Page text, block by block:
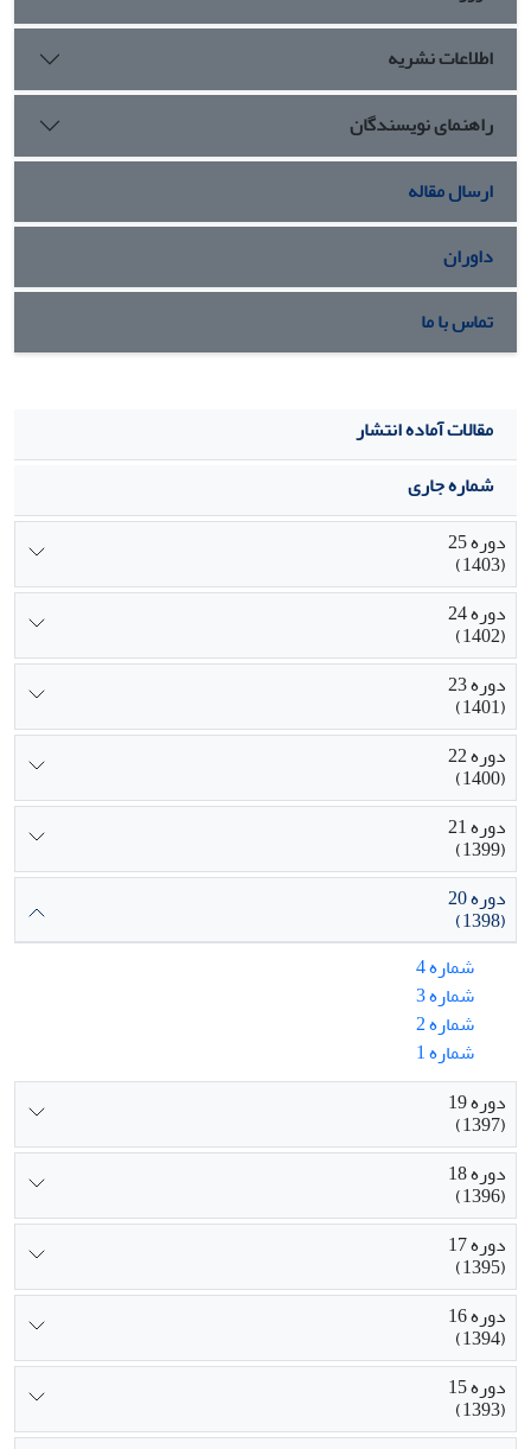
اطلاعات نشریه
راهنمای نویسندگان
ارسال مقاله
داوران
تماس با ما
مقالات آماده انتشار
شماره جاری
دوره 25
(1403)
دوره 24
(1402)
دوره 23
(1401)
دوره 22
(1400)
دوره 21
(1399)
دوره 20
(1398)
شماره 4
شماره 3
شماره 2
شماره 1
دوره 19
(1397)
دوره 18
(1396)
دوره 17
(1395)
دوره 16
(1394)
دوره 15
(1393)